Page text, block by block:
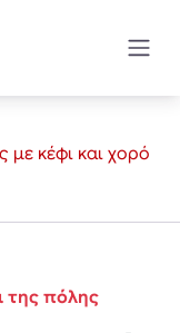
με κέφι και χορό
της πόλης